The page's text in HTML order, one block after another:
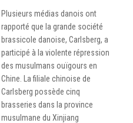
Plusieurs médias danois ont
rapporté que la grande société
brassicole danoise, Carlsberg, a
participé à la violente répression
des musulmans ouïgours en
Chine. La filiale chinoise de
Carlsberg possède cinq
brasseries dans la province
musulmane du Xinjiang